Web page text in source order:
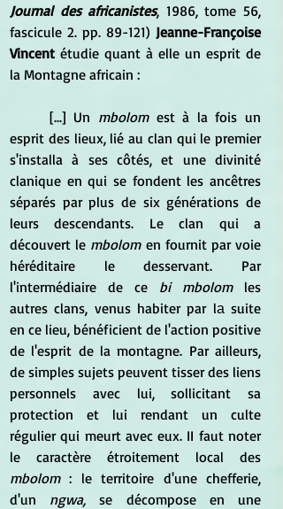
Journal des africanistes, 1986, tome 56,
fascicule 2. pp. 89-121) Jeanne-Françoise
Vincent étudie quant à elle un esprit de
la Montagne africain :
	[...] Un
mbolom est à la fois un
esprit des lieux, lié au clan qui le premier
s'installa à ses côtés, et une divinité
clanique en qui se fondent les ancêtres
séparés par plus de six générations de
leurs descendants. Le clan qui a
découvert le mbolom en fournit par voie
héréditaire le desservant. Par
l'intermédiaire de ce bi mbolom les
autres clans, venus habiter par lа suite
en ce lieu, bénéficient de l'action positive
de l'esprit de la montagne. Par ailleurs,
de simples sujets peuvent tisser des liens
personnels avec lui, sollicitant sa
protection et lui rendant un culte
régulier qui meurt avec eux. II faut noter
mbolom : le territoire d'une chefferie,
d'un ngwa, se décompose en une